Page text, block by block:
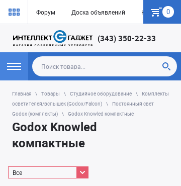
Форум Доска объявлений Как купить
0
(343) 350-22-33
Главная Товары Студийное оборудование
Комплекты
осветителей/вспышек (Godox/Falcon)
Постоянный свет
Godox (комплекты)
Godox Knowled компактные
Godox Knowled
компактные
Все